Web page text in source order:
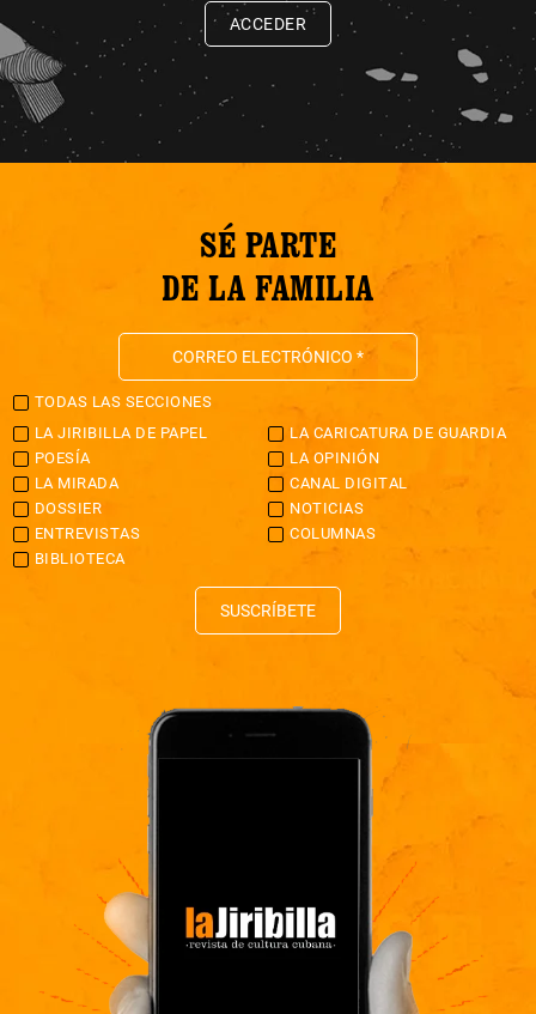
ACCEDER
SÉ PARTE
DE LA FAMILIA
TODAS LAS SECCIONES
LA JIRIBILLA DE PAPEL
LA CARICATURA DE GUARDIA
POESÍA
LA OPINIÓN
LA MIRADA
CANAL DIGITAL
DOSSIER
NOTICIAS
ENTREVISTAS
COLUMNAS
BIBLIOTECA
SUSCRÍBETE